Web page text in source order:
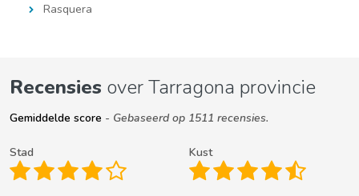
Rasquera
Recensies over Tarragona provincie
Gemiddelde score - Gebaseerd op 1511 recensies.
Stad Kust